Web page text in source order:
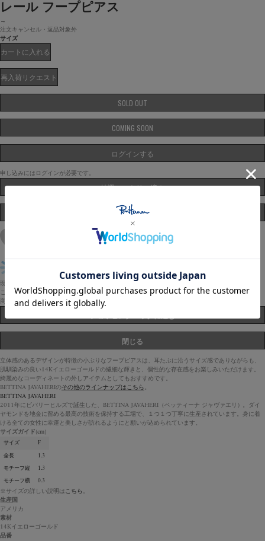
レール フープピアス
→
注文キャンセル・返品対象外
サイズ
カートに入れる
再入荷リクエスト
SOLD OUT
COMING SOON
ログインする
申し込みにはログインが必要です。
抽選エントリー済み
ASK
現在、サイトが大変混み合っております。ご不便をおかけし申し訳ございません。
このままページを更新（リロード）せず、お待ちくださいませ。
商品が追加されました。
閉じる
立体感のあるデザインが特徴の小ぶりなフープピアスは、耳たぶに沿うサイズ感でありながらも、
肌馴染みの良い14Kイエローゴールドの繊細な輝きと、個性的な存在感をお楽しみいただけます。
綺麗めなコーディネートの外しアイテムとしてもおすすめです。
BETTINA JAVAHERIのその他のラインナップはこちら。
BETTINA JAVAHERI
2011年にビバリーヒルズで誕生した、BETTINA JAVAHERI（ベッティーナ ジャヴァエリ）。ダイ
ヤモンドを地金に留める最高の技術を保持する工場で、１つ１つ丁寧に生産されています。身に着
ける全ての女性に幸運と美しさが訪れるようにと願いが込められています。
サイズガイド(cm)
サイズ F
全長 1.3
モチーフ縦 1.3
モチーフ横 0.3
※サイズの詳しい説明はこちら。
生産国
アメリカ
素材
14Kイエローゴールド
品番